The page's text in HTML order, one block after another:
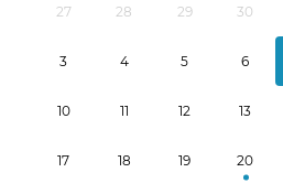
27 28 29 30
3 4 5 6
10 11 12 13
17 18 19 20